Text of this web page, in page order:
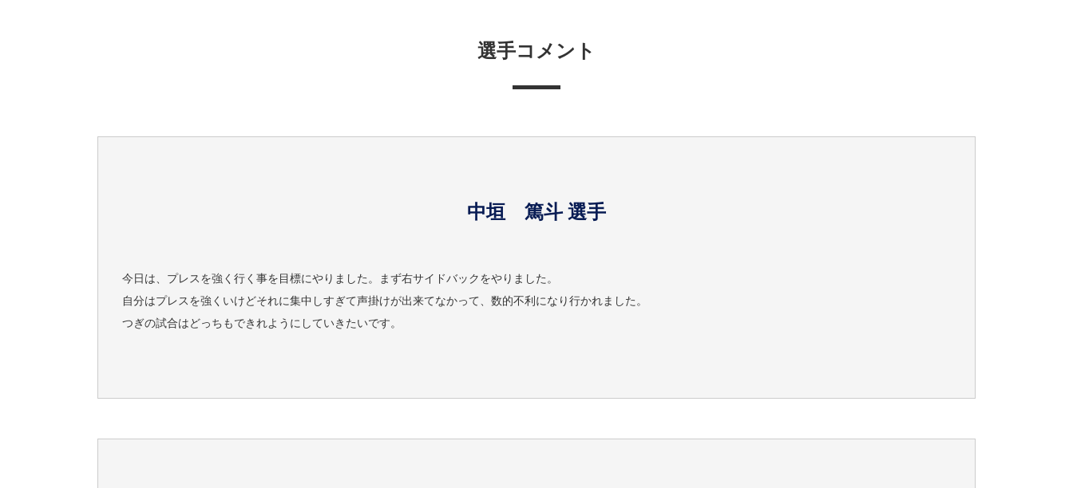
選手コメント
中垣 篤斗 選手
今日は、プレスを強く行く事を目標にやりました。まず右サイドバックをやりました。
自分はプレスを強くいけどそれに集中しすぎて声掛けが出来てなかって、数的不利になり行かれました。
つぎの試合はどっちもできれようにしていきたいです。